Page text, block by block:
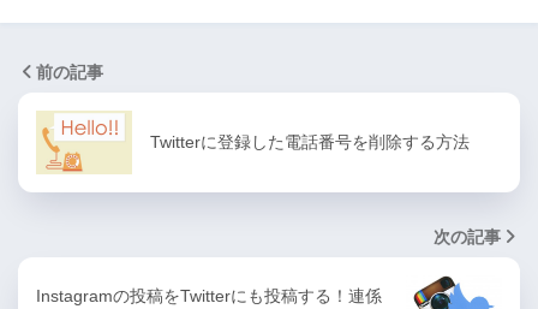
前の記事
Twitterに登録した電話番号を削除する方法
次の記事
Instagramの投稿をTwitterにも投稿する！連係